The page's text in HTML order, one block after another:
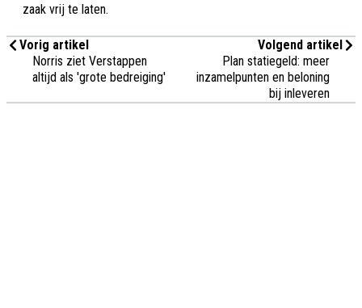
zaak vrij te laten.
Vorig artikel
Norris ziet Verstappen
altijd als 'grote bedreiging'
Volgend artikel
Plan statiegeld: meer
inzamelpunten en beloning
bij inleveren